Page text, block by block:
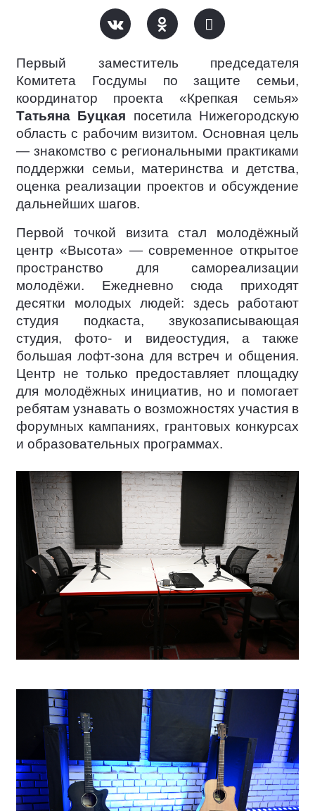
Первый заместитель председателя
Комитета Госдумы по защите семьи,
координатор проекта «Крепкая семья»
Татьяна Буцкая посетила Нижегородскую
область с рабочим визитом. Основная цель
— знакомство с региональными практиками
поддержки семьи, материнства и детства,
оценка реализации проектов и обсуждение
дальнейших шагов.
Первой точкой визита стал молодёжный
центр «Высота» — современное открытое
пространство для самореализации
молодёжи. Ежедневно сюда приходят
десятки молодых людей: здесь работают
студия подкаста, звукозаписывающая
студия, фото- и видеостудия, а также
большая лофт-зона для встреч и общения.
Центр не только предоставляет площадку
для молодёжных инициатив, но и помогает
ребятам узнавать о возможностях участия в
форумных кампаниях, грантовых конкурсах
и образовательных программах.